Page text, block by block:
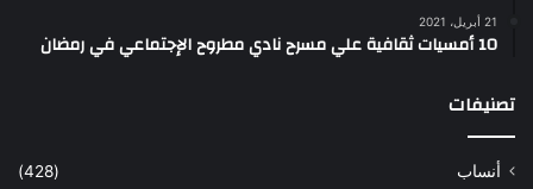
21 أبريل، 2021
10 أمسيات ثقافية علي مسرح نادي مطروح الإجتماعي في رمضان
تصنيفات
أنساب
(428)